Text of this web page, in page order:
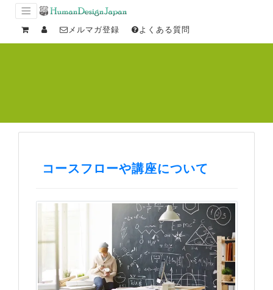
メルマガ登録 よくある質問
コースフローや講座について